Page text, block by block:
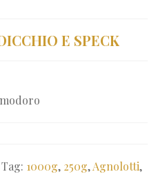
E SPECK
Tag: 1000g, 250g,Agnolotti,